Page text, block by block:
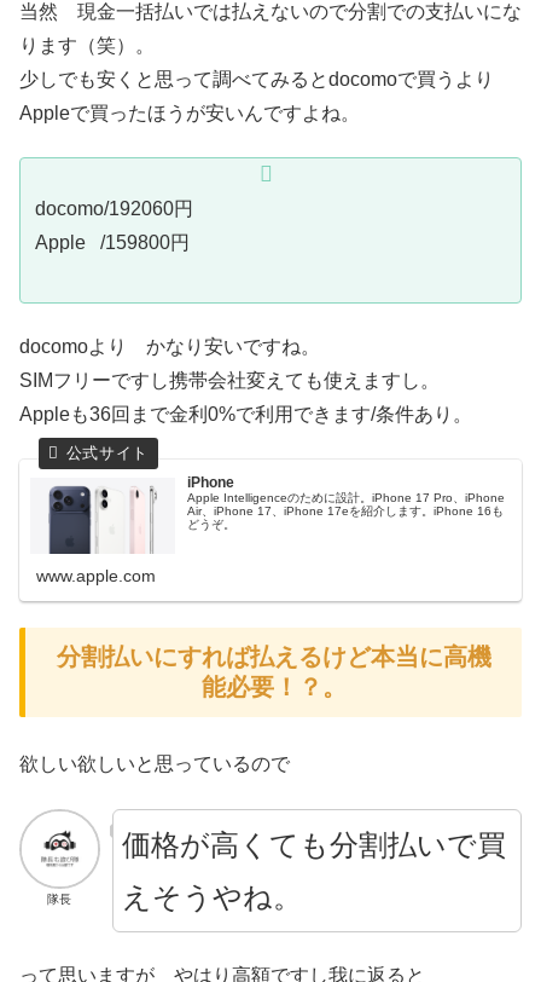
当然 現金一括払いでは払えないので分割での支払いにな
ります（笑）。
少しでも安くと思って調べてみるとdocomoで買うより
Appleで買ったほうが安いんですよね。
docomo/192060円
Apple /159800円
docomoより かなり安いですね。
SIMフリーですし携帯会社変えても使えますし。
Appleも36回まで金利0%で利用できます/条件あり。
iPhone
Apple Intelligenceのために設計。iPhone 17 Pro、iPhone
Air、iPhone 17、iPhone 17eを紹介します。iPhone 16も
どうぞ。
www.apple.com
分割払いにすれば払えるけど本当に高機
能必要！？。
欲しい欲しいと思っているので
隊長
価格が高くても分割払いで買
えそうやね。
って思いますが やはり高額ですし我に返ると